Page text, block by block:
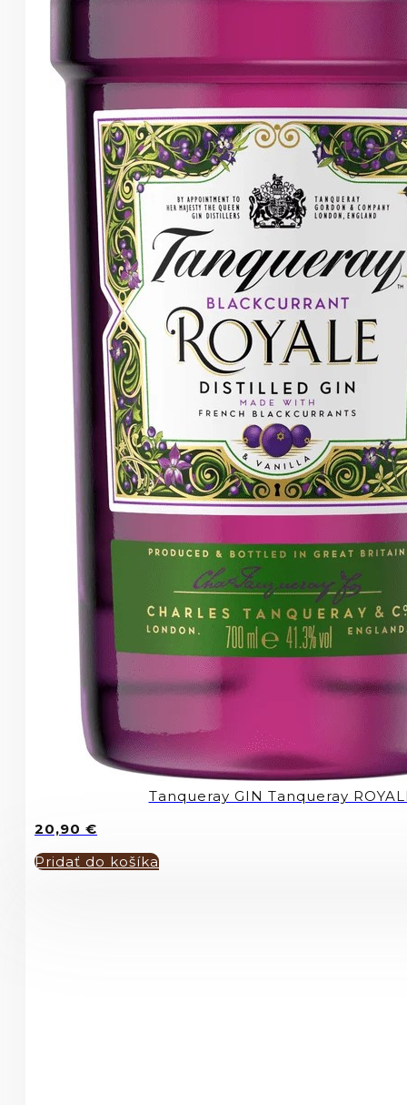
Tanqueray GIN Tanqueray
20,90 €
Pridať do košíka